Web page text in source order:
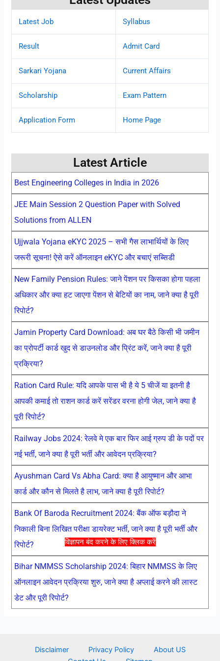
विज्ञापन बंद करने के लिए क्लिक करें
Latest Job Syllabus
Result Admit Card
Sarkari Yojana Current Affairs
Scholarship Exam Pattern
Application Form Home Page
Latest Article
Best Engineering Colleges in India in 2026
JEE Main Session 2 Question Paper with Solved
Solutions from ALLEN
Ujjwala Yojana eKYC 2025 – सभी गैस लाभार्थियों के लिए
जरूरी सूचना! ऐसे करें ऑनलाइन eKYC और बचाएं सब्सिडी
New Family Pension Rules: जाने पेंशन पर किसका होगा पहला
अधिकार और क्या हट जाएगा पेंशन से बेटियों का नाम, जाने क्या है पूरी
रिपोर्ट?
Jamin Property Card Download: अब घर बैठे किसी भी जमीन
का प्रोपर्टी कार्ड खुद से डाउनलोड और प्रिंट करें, जाने क्या है पूरी
प्रक्रिया?
Ration Card Rule: यदि आपके पास भी है ये 5 चीजें या इतनी है
आपकी कमाई तो राशन कार्ड करें सरेंडर वरना होगी जेल, जाने क्या है
पूरी रिपोर्ट?
Railway Jobs 2024: रेलवे मे एक बार फिर आई ग्रुप डी के पदों पर
नई भर्ती, जाने क्या है पूरी भर्ती और आवेदन प्रक्रिया?
Ayushman Card Vs Abha Card: क्या है आयुष्मान और आभा
कार्ड और कौन से मिलते है लाभ, जाने क्या है पूरी रिपोर्ट?
Bank Of Baroda Recruitment 2024: बैंक ऑफ बड़ौदा ने
निकाली बिना लिखित परीक्षा डायरेक्ट भर्ती, जाने क्या है पूरी भर्ती और
रिपोर्ट?
Bihar NMMSS Scholarship 2024: बिहार NMMSS के लिए
ऑनलाइन आवेदन प्रक्रिया शुरु, जाने क्या है अप्लाई करने की लास्ट
डेट और पूरी रिपोर्ट?
Disclaimer Privacy Policy
About US